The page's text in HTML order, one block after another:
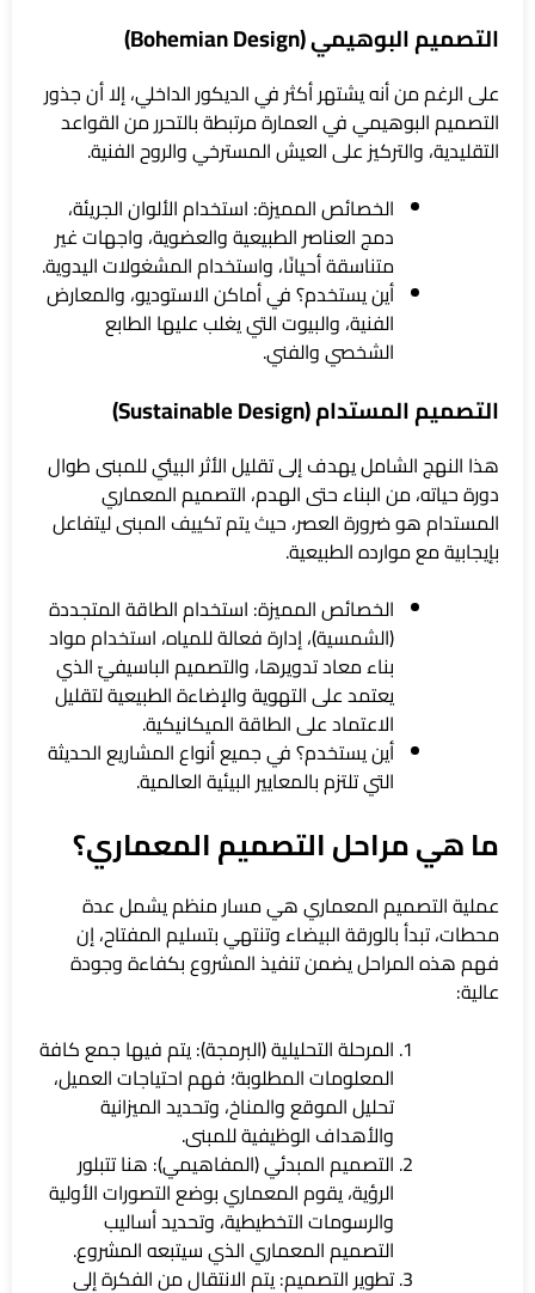
التصميم البوهيمي (Bohemian Design)
على الرغم من أنه يشتهر أكثر في الديكور الداخلي، إلا أن جذور
التصميم البوهيمي في العمارة مرتبطة بالتحرر من القواعد
التقليدية، والتركيز على العيش المسترخي والروح الفنية.
الخصائص المميزة: استخدام الألوان الجريئة،
دمج العناصر الطبيعية والعضوية، واجهات غير
متناسقة أحيانًا، واستخدام المشغولات اليدوية.
أين يستخدم؟ في أماكن الاستوديو، والمعارض
الفنية، والبيوت التي يغلب عليها الطابع
الشخصي والفني.
التصميم المستدام (Sustainable Design)
هذا النهج الشامل يهدف إلى تقليل الأثر البيئي للمبنى طوال
دورة حياته، من البناء حتى الهدم، التصميم المعماري
المستدام هو ضرورة العصر، حيث يتم تكييف المبنى ليتفاعل
بإيجابية مع موارده الطبيعية.
الخصائص المميزة: استخدام الطاقة المتجددة
(الشمسية)، إدارة فعالة للمياه، استخدام مواد
بناء معاد تدويرها، والتصميم الباسيفيّ الذي
يعتمد على التهوية والإضاءة الطبيعية لتقليل
الاعتماد على الطاقة الميكانيكية.
أين يستخدم؟ في جميع أنواع المشاريع الحديثة
التي تلتزم بالمعايير البيئية العالمية.
ما هي مراحل التصميم المعماري؟
عملية التصميم المعماري هي مسار منظم يشمل عدة
محطات، تبدأ بالورقة البيضاء وتنتهي بتسليم المفتاح، إن
فهم هذه المراحل يضمن تنفيذ المشروع بكفاءة وجودة
عالية:
المرحلة التحليلية (البرمجة): يتم فيها جمع كافة
المعلومات المطلوبة؛ فهم احتياجات العميل،
تحليل الموقع والمناخ، وتحديد الميزانية
والأهداف الوظيفية للمبنى.
التصميم المبدئي (المفاهيمي): هنا تتبلور
الرؤية، يقوم المعماري بوضع التصورات الأولية
والرسومات التخطيطية، وتحديد أساليب
التصميم المعماري الذي سيتبعه المشروع.
تطوير التصميم: يتم الانتقال من الفكرة إلى